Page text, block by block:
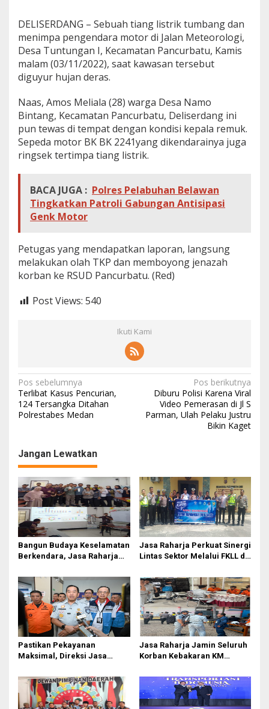
i
m
p
a
P
e
g
e
d
a
r
e
p
e
o
t
o
.
B
K
n
d
i
y
a
DELISERDANG – Sebuah tiang listrik tumbang dan
menimpa pengendara motor di Jalan Meteorologi,
Desa Tuntungan I, Kecamatan Pancurbatu, Kamis
malam (03/11/2022), saat kawasan tersebut
diguyur hujan deras.
Naas, Amos Meliala (28) warga Desa Namo
Bintang, Kecamatan Pancurbatu, Deliserdang ini
pun tewas di tempat dengan kondisi kepala remuk.
Sepeda motor BK BK 2241yang dikendarainya juga
ringsek tertimpa tiang listrik.
BACA JUGA : Polres Pelabuhan Belawan
Tingkatkan Patroli Gabungan Antisipasi
Genk Motor
Petugas yang mendapatkan laporan, langsung
melakukan olah TKP dan memboyong jenazah
korban ke RSUD Pancurbatu. (Red)
Post Views: 540
Ikuti Kami
N
a
v
g
a
s
i
p
o
s
Pos sebelumnya
Terlibat Kasus Pencurian,
124 Tersangka Ditahan
Polrestabes Medan
Pos berikutnya
Diburu Polisi Karena Viral
Video Pemerasan di Jl S
Parman, Ulah Pelaku Justru
Bikin Kaget
Jangan Lewatkan
Bangun Budaya Keselamatan
Berkendara, Jasa Raharja
Pasifik Medan Industri
Jasa Raharja Perkuat Sinergi
Lintas Sektor Melalui FKLL di
Pastikan Pekayanan
Maksimal, Direksi Jasa
Kebakaran KM Mutiara
Sentosa II
Jasa Raharja Jamin Seluruh
Korban Kebakaran KM
Perairan Sumenep